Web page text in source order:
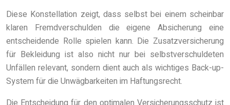
Diese Konstellation zeigt, dass selbst bei einem scheinbar
klaren Fremdverschulden die eigene Absicherung eine
entscheidende Rolle spielen kann. Die Zusatzversicherung
für Bekleidung ist also nicht nur bei selbstverschuldeten
Unfällen relevant, sondern dient auch als wichtiges Back-up-
System für die Unwägbarkeiten im Haftungsrecht.